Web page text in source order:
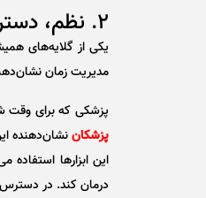
۲. نظم، دسترسی و احترام به وقت بیمار
یکی از گلایه‌های
مدیریت زمان
پزشکی که برای وقت
پزشکاننشان‌دهنده
این ابزارها
درمان کند. در